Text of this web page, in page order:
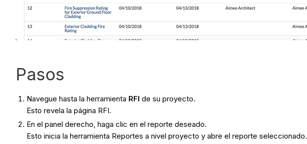
Pasos
Navegue hasta la herramienta RFI de su proyecto.
Esto revela la página RFI.
En el panel derecho, haga clic en el reporte deseado.
Esto inicia la herramienta Reportes a nivel proyecto y abre el reporte seleccionado.